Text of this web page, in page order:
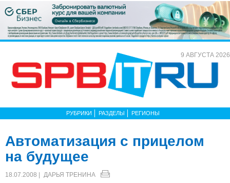
9 АВГУСТА 2026
РУБРИКИ РАЗДЕЛЫ РЕГИОНЫ
Автоматизация с прицелом
на будущее
18.07.2008 | ДАРЬЯ ТРЕНИНА